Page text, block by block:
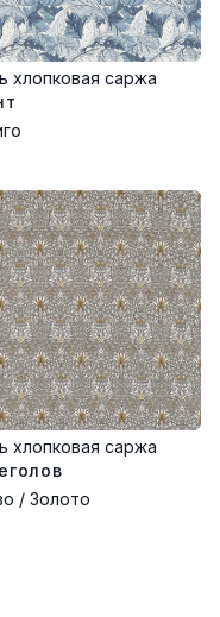
хлопковая саржа
хлопковая саржа
/ Золото